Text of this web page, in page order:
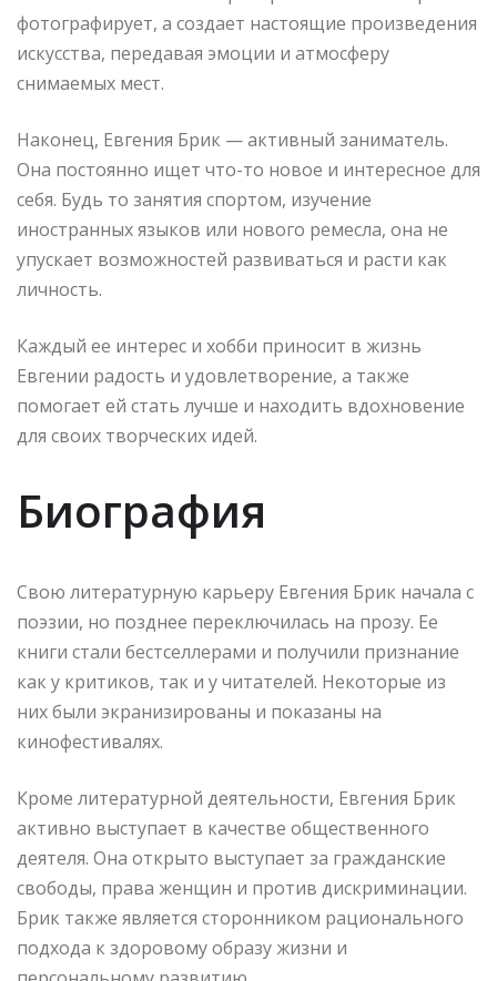
фотографирует, а создает настоящие произведения
искусства, передавая эмоции и атмосферу
снимаемых мест.
Наконец, Евгения Брик — активный заниматель.
Она постоянно ищет что-то новое и интересное для
себя. Будь то занятия спортом, изучение
иностранных языков или нового ремесла, она не
упускает возможностей развиваться и расти как
личность.
Каждый ее интерес и хобби приносит в жизнь
Евгении радость и удовлетворение, а также
помогает ей стать лучше и находить вдохновение
для своих творческих идей.
Биография
Свою литературную карьеру Евгения Брик начала с
поэзии, но позднее переключилась на прозу. Ее
книги стали бестселлерами и получили признание
как у критиков, так и у читателей. Некоторые из
них были экранизированы и показаны на
кинофестивалях.
Кроме литературной деятельности, Евгения Брик
активно выступает в качестве общественного
деятеля. Она открыто выступает за гражданские
свободы, права женщин и против дискриминации.
Брик также является сторонником рационального
подхода к здоровому образу жизни и